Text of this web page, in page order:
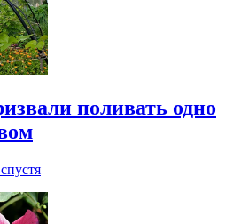
поливать одно